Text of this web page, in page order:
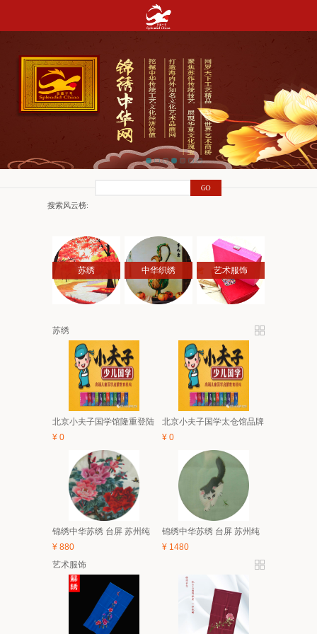
搜索风云榜:
苏绣 中华织绣 艺术服饰
苏绣
北京小夫子国学馆隆重登陆
活动开始啦！
¥ 0
北京小夫子国学太仓馆品牌
营简介
¥ 0
锦绣中华苏绣 台屏 苏州纯
装饰画 礼品
¥ 880
锦绣中华苏绣 台屏 苏州纯
装饰画 礼品
¥ 1480
艺术服饰